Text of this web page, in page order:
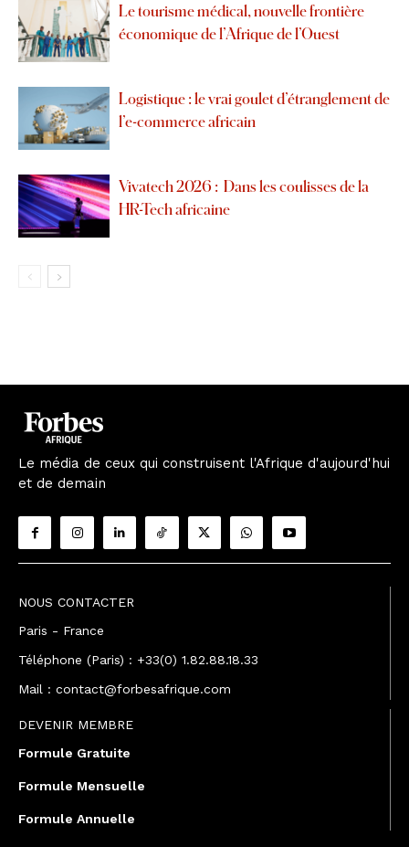
Le tourisme médical, nouvelle frontière
économique de l’Afrique de l’Ouest
Logistique : le vrai goulet d’étranglement de
l’e-commerce africain
Vivatech 2026 : Dans les coulisses de la
HR-Tech africaine
Le média de ceux qui construisent l'Afrique d'aujourd'hui
et de demain
NOUS CONTACTER
Paris - France
Téléphone (Paris) : +33(0) 1.82.88.18.33
Mail : contact@forbesafrique.com
DEVENIR MEMBRE
Formule Gratuite
Formule Mensuelle
Formule Annuelle